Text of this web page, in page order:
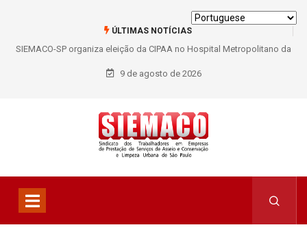
ÚLTIMAS NOTÍCIAS
SIEMACO-SP organiza eleição da CIPAA no Hospital Metropolitano da
Lapa e fortalece participação dos trabalhadores
9 de agosto de 2026